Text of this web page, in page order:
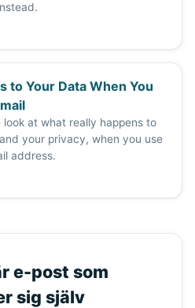
to Your Data When You
look at what really happens to
your privacy, when you use
address.
e-post som
sig själv